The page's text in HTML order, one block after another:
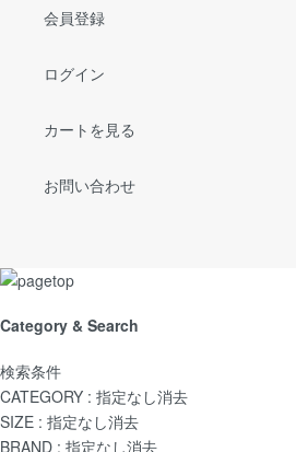
会員登録
ログイン
カートを見る
お問い合わせ
Category & Search
検索条件
CATEGORY : 指定なし消去
SIZE : 指定なし消去
BRAND : 指定なし消去